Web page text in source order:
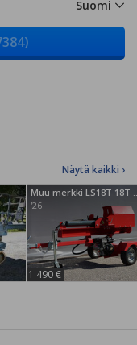
Suomi
Näytä kaikki ›
'26
1 490 €